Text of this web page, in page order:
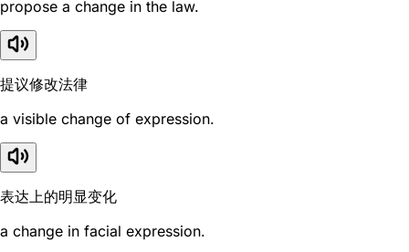
propose a change in the law.
提议修改法律
a visible change of expression.
表达上的明显变化
a change in facial expression.